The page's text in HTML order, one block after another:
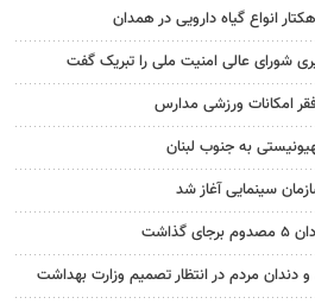
شورای عالی امنیت ملی را تبریک گفت
فقر امکانات ورزشی مدارس
به جنوب لبنان
سینمایی آغاز شد
مردم در انتظار تصمیم وزارت بهداشت